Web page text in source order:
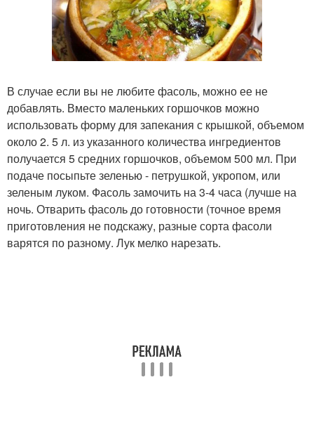
В случае если вы не любите фасоль, можно ее не
добавлять. Вместо маленьких горшочков можно
использовать форму для запекания с крышкой, объемом
около 2. 5 л. из указанного количества ингредиентов
получается 5 средних горшочков, объемом 500 мл. При
подаче посыпьте зеленью - петрушкой, укропом, или
зеленым луком. Фасоль замочить на 3-4 часа (лучше на
ночь. Отварить фасоль до готовности (точное время
приготовления не подскажу, разные сорта фасоли
варятся по разному. Лук мелко нарезать.